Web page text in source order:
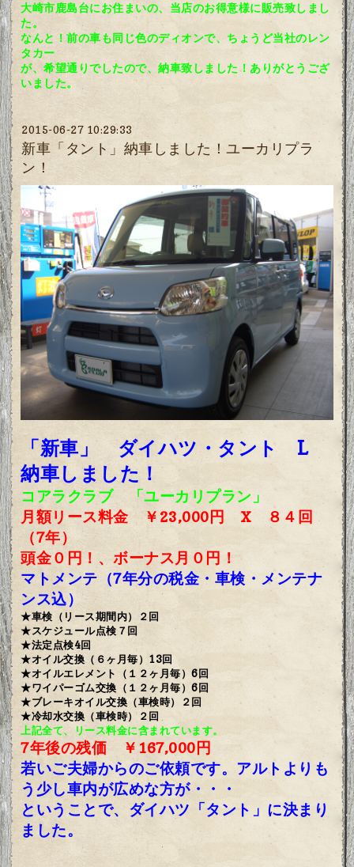
大崎市鹿島台にお住まいの、当店のお得意様に販売致しまし
た。
なんと！前の車も同じ色のディオンで、ちょうど当社のレン
タカー
が、希望通りでしたので、納車致しました！ありがとうござ
いました。
2015-06-27 10:29:33
新車「タント」納車しました！ユーカリプラ
ン！
「新車」 ダイハツ・タント L
納車しました！
コアラクラブ 「ユーカリプラン」
月額リース料金 ￥23,000円 X ８４回
（7年）
頭金０円！、ボーナス月０円！
マトメンテ（7年分の税金・車検・メンテナ
ンス込）
★車検（リース期間内）２回
★スケジュール点検７回
★法定点検4回
★オイル交換（６ヶ月毎）13回
★オイルエレメント（１２ヶ月毎）6回
★ワイパーゴム交換（１２ヶ月毎）6回
★ブレーキオイル交換（車検時）２回
★冷却水交換（車検時）２回
上記全て、リース料金に含まれています。
7年後の残価 ￥167,000円
若いご夫婦からのご依頼です。アルトよりも
う少し車内が広めな方が・・・
ということで、 ダイハツ「タント」に決まり
ました。